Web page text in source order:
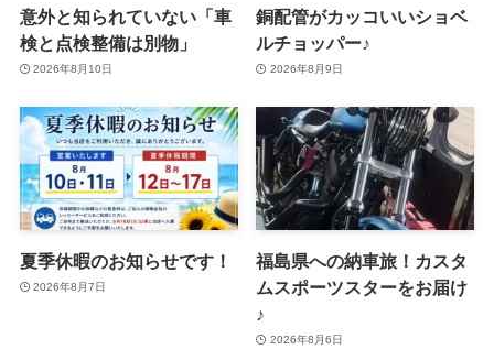
意外と知られていない「車
検と点検整備は別物」
2026年8月10日
銅配管がカッコいいショベ
ルチョッパー♪
2026年8月9日
夏季休暇のお知らせです！
2026年8月7日
福島県への納車旅！カスタ
ムスポーツスターをお届け
♪
2026年8月6日